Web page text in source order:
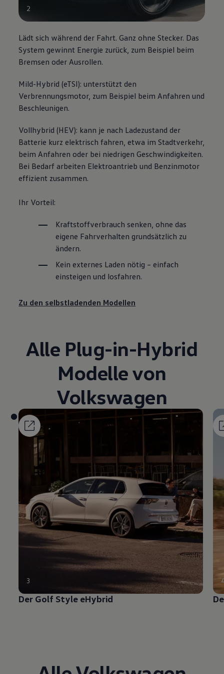
Familie
Elektromobilität
Volkswagen R
Pannen- und Unfallhilfe
2
Lädt sich während der Fahrt. Ganz ohne Stecker. Das
System gewinnt Energie zurück, zum Beispiel beim
Bremsen oder Ausrollen.
Mild-Hybrid (eTSI): unterstützt den
Verbrennungsmotor, zum Beispiel beim Anfahren und
Beschleunigen.
Vollhybrid (HEV): kann je nach Ladezustand der
Batterie kurz elektrisch fahren, etwa im Stadtverkehr,
beim Anfahren oder bei niedrigen Geschwindigkeiten.
Bei Bedarf arbeiten Elektroantrieb und Benzinmotor
effizient zusammen.
Ihr Vorteil:
Kraftstoffverbrauch senken, ohne das
eigene Fahrverhalten grundsätzlich zu
ändern.
Kein externes Laden nötig – einfach
einsteigen und losfahren.
Zu den selbstladenden Modellen
Alle Plug-in-Hybrid
Modelle von
Volkswagen
3
Der Golf Style eHybrid